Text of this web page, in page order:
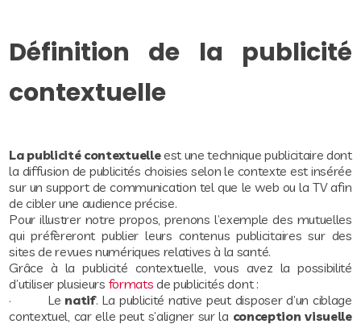
Définition de la publicité
contextuelle
La publicité contextuelleest une technique publicitaire dont
la diffusion de publicités choisies selon le contexte est insérée
sur un support de communication tel que le web ou la TV afin
de cibler une audience précise.
Pour illustrer notre propos, prenons l’exemple des mutuelles
qui préfèreront publier leurs contenus publicitaires sur des
sites de revues numériques relatives à la santé.
Grâce à la publicité contextuelle, vous avez la possibilité
d’utiliser plusieurs formats de publicités dont :
· Le natif. La publicité native peut disposer d’un ciblage
contextuel, car elle peut s’aligner sur la conception visuelle